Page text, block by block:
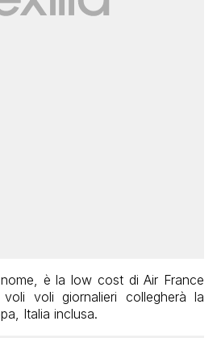
è la low cost di Air France
voli giornalieri collegherà la
Italia inclusa.